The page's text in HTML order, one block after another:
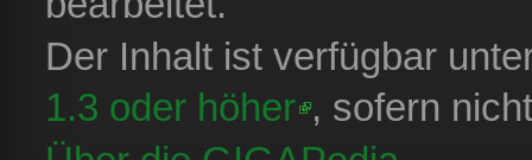
Der Inhalt ist verfügbar
1.3 oder höher , sofern